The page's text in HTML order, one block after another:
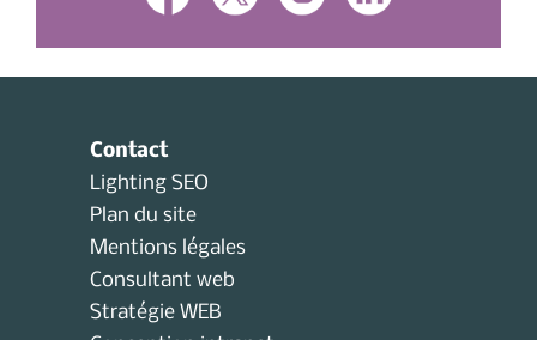
Contact
Lighting SEO
Plan du site
Mentions légales
Consultant web
Stratégie WEB